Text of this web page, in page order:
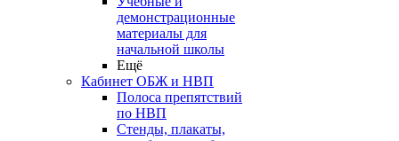
демонстрационные
материалы для
начальной школы
Ещё
Кабинет ОБЖ и НВП
Полоса препятствий
по НВП
Стенды, плакаты,